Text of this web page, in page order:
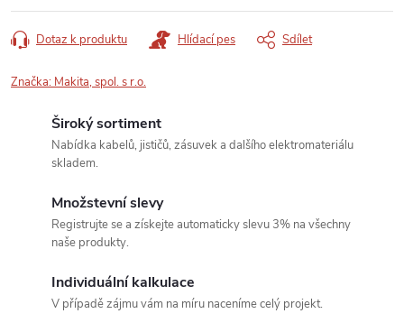
Dotaz k produktu Hlídací pes Sdílet
Značka: Makita, spol. s r.o.
Široký sortiment
Nabídka kabelů, jističů, zásuvek a dalšího elektromateriálu
skladem.
Množstevní slevy
Registrujte se a získejte automaticky slevu 3% na všechny
naše produkty.
Individuální kalkulace
V případě zájmu vám na míru naceníme celý projekt.